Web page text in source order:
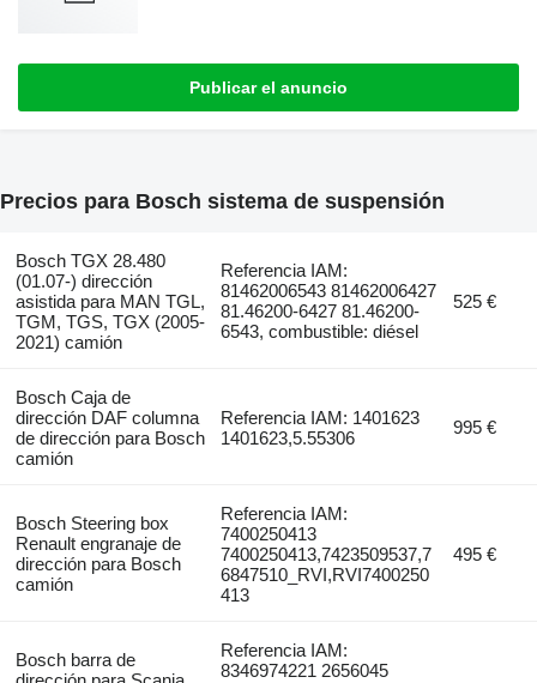
Publicar el anuncio
Precios para Bosch sistema de suspensión
Bosch TGX 28.480
(01.07-) dirección
asistida para MAN TGL,
TGM, TGS, TGX (2005-
2021) camión
Referencia IAM:
81462006543 81462006427
81.46200-6427 81.46200-
6543, combustible: diésel
525 €
Bosch Caja de
dirección DAF columna
de dirección para Bosch
camión
Referencia IAM: 1401623
1401623,5.55306
995 €
Bosch Steering box
Renault engranaje de
dirección para Bosch
camión
Referencia IAM:
7400250413
7400250413,7423509537,7
6847510_RVI,RVI7400250
413
495 €
Bosch barra de
Referencia IAM:
8346974221 2656045